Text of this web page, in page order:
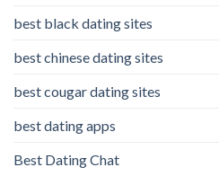
best black dating sites
best chinese dating sites
best cougar dating sites
best dating apps
Best Dating Chat